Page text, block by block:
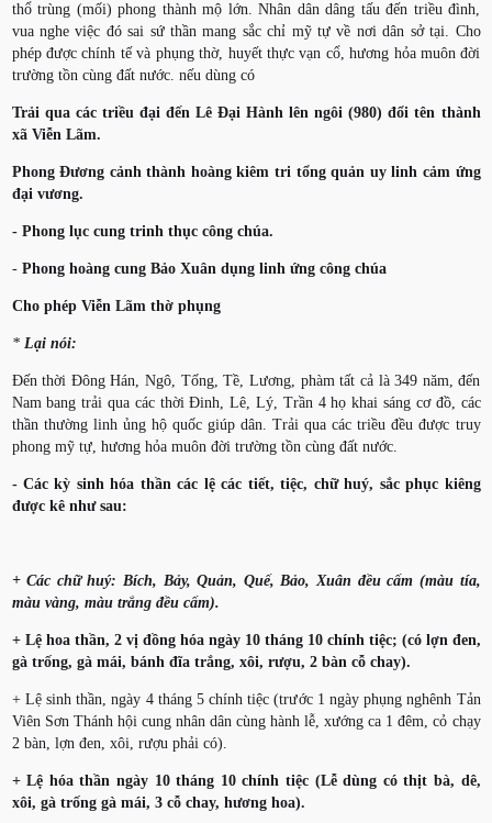
thổ trùng (mối) phong thành mộ lớn. Nhân dân dâng tấu đến triều đình,
vua nghe việc đó sai sứ thần mang sắc chỉ mỹ tự về nơi dân sở tại. Cho
phép được chính tế và phụng thờ, huyết thực vạn cổ, hương hỏa muôn đời
trường tồn cùng đất nước. nếu dùng có
Trải qua các triều đại đến Lê Đại Hành lên ngôi (980) đổi tên thành
xã Viễn Lãm.
Phong Đương cảnh thành hoàng kiêm tri tổng quản uy linh cảm ứng
đại vương.
- Phong lục cung trinh thục công chúa.
-Phong hoàng cung Bảo Xuân dụng linh ứng công chúa
Cho phép Viễn Lãm thờ phụng
*Lại nói:
Đến thời Đông Hán, Ngô, Tống, Tề, Lương, phàm tất cả là 349 năm, đến
Nam bang trải qua các thời Đinh, Lê, Lý, Trần 4 họ khai sáng cơ đồ, các
thần thường linh ủng hộ quốc giúp dân. Trải qua các triều đều được truy
phong mỹ tự, hương hỏa muôn đời trường tồn cùng đất nước.
- Các kỳ sinh hóa thần các lệ các tiết, tiệc, chữ huý, sắc phục kiêng
được kê như sau:
+ Các chữ huý: Bích, Bảy, Quản, Quế, Bảo, Xuân đều cấm (màu tía,
màu vàng, màu trắng đều cấm).
+ Lệ hoa thần, 2 vị đồng hóa ngày 10 tháng 10 chính tiệc; (có lợn đen,
gà trống, gà mái, bánh đĩa trắng, xôi, rượu, 2 bàn cỗ chay).
+ Lệ sinh thần, ngày 4 tháng 5 chính tiệc (trước 1 ngày phụng nghênh Tản
Viên Sơn Thánh hội cung nhân dân cùng hành lễ, xướng ca 1 đêm, cỏ chạy
2 bàn, lợn đen, xôi, rượu phải có).
+ Lệ hóa thần ngày 10 tháng 10 chính tiệc (Lễ dùng có thịt bà, dê,
xôi, gà trống gà mái, 3 cỗ chay, hương hoa).